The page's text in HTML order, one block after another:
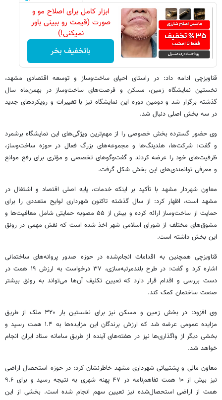
ابزار کامل برای اصلاح مو و
صورت (قیمت رو ببینی باور
نمیکنی!)
باتخفیف بخر
قناویزچی ادامه داد: در راستای احیای ساخت‌وساز و توسعه اقتصادی مشهد،
نخستین نمایشگاه زمین، مسکن و فرصت‌های ساخت‌وساز در بهمن‌ماه سال
گذشته برگزار شد و دومین دوره این نمایشگاه نیز با تغییرات و رویکردهای جدید
در سه بخش اصلی دنبال شد.
وی حضور گسترده بخش خصوصی را از مهم‌ترین ویژگی‌های این نمایشگاه برشمرد
و گفت: شرکت‌ها، هلدینگ‌ها و مجموعه‌های بزرگ فعال در حوزه ساخت‌وساز،
ظرفیت‌های خود را عرضه کردند و گفت‌وگوهای تخصصی و مؤثری برای رفع موانع
و معرفی توانمندی‌های این بخش شکل گرفت.
معاون شهردار مشهد با تأکید بر اینکه خدمات، پایه اصلی اقتصاد و اشتغال در
مشهد است، اظهار کرد: از سال گذشته تاکنون شهرداری لوایح متعددی را برای
حمایت از ساخت‌وساز ارائه کرده و بیش از ۵۵ مصوبه حمایتی شامل معافیت‌ها و
مشوق‌های مختلف از شورای اسلامی شهر اخذ شده است که نقش مهمی در رونق
این بخش داشته است.
قناویزچی همچنین به اقدامات انجام‌شده در حوزه صدور پروانه‌های ساختمانی
اشاره کرد و گفت: در طرح بلندمرتبه‌سازی، ۳۷ درخواست به ارزش ۱۹ همت در
دست بررسی و اقدام قرار دارد که تعیین تکلیف آن‌ها می‌تواند به رونق بیشتر
صنعت ساختمان کمک کند.
وی افزود: در بخش زمین و مسکن نیز برای نخستین بار ۳۲۰ ملک از طریق
مزایده عمومی عرضه شد که ارزش برندگان این مزایده‌ها به ۱.۴ همت رسید و
بخشی دیگر از واگذاری‌ها نیز در هفته‌های آینده از طریق سامانه ستاد ایران انجام
خواهد شد.
معاون مالی و پشتیبانی شهرداری مشهد خاطرنشان کرد: در حوزه استحصال اراضی
نیز بیش از ۱۰ همت تفاهم‌نامه در ۴۷ پهنه شهری به نتیجه رسید و برای ۹.۶
همت از اراضی استحصال‌شده نیز تعیین سهم انجام شده است. بخشی از این